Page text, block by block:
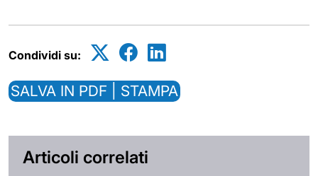
Condividi su:
SALVA IN PDF | STAMPA
Articoli correlati